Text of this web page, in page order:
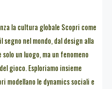
la cultura globale Scopri come
nel mondo, dal design alla
solo un luogo, ma un fenomeno
gioco. Esploriamo insieme
modellano le dynamics sociali e